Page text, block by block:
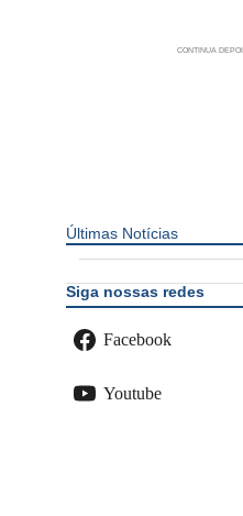
Últimas Notícias
Siga nossas redes
Facebook
Youtube